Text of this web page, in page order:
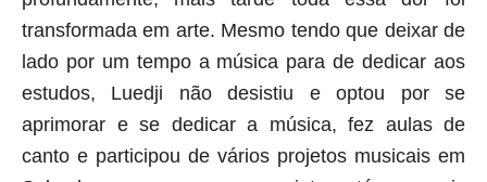
transformada em arte. Mesmo tendo que deixar de
lado por um tempo a música para de dedicar aos
estudos, Luedji não desistiu e optou por se
aprimorar e se dedicar a música, fez aulas de
canto e participou de vários projetos musicais em